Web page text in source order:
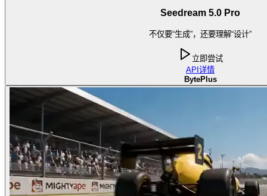
Seedream 5.0 Pro
不仅要“生成”，还要理解“设计”
立即尝试
API 详情
BytePlus